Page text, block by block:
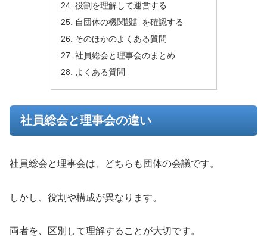
役割を理解して運営する
自団体の機関設計を確認する
そのほかのよくある質問
社員総会と理事会のまとめ
よくある質問
社員総会と理事会の違い
社員総会と理事会は、どちらも団体の会議です。
しかし、役割や構成が異なります。
両者を、区別して理解することが大切です。